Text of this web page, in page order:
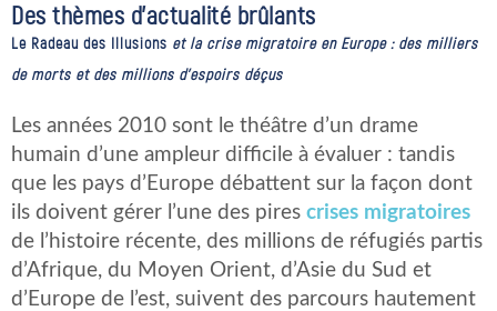
Des thèmes d’actualité brûlants
Le Radeau des Illusions et la crise migratoire en Europe : des milliers
de morts et des millions d’espoirs déçus
Les années 2010 sont le théâtre d’un drame
humain d’une ampleur difficile à évaluer : tandis
que les pays d’Europe débattent sur la façon dont
ils doivent gérer l’une des pires crises migratoires
de l’histoire récente, des millions de réfugiés partis
d’Afrique, du Moyen Orient, d’Asie du Sud et
d’Europe de l’est, suivent des parcours hautement